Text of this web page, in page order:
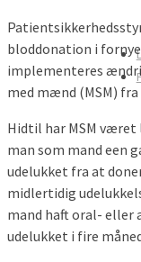
bloddonation i
implementeres
med mænd (MSM)
Hidtil har MSM
man som mand een
udelukket fra at
midlertidig
mand haft oral- eller
udelukket i fire